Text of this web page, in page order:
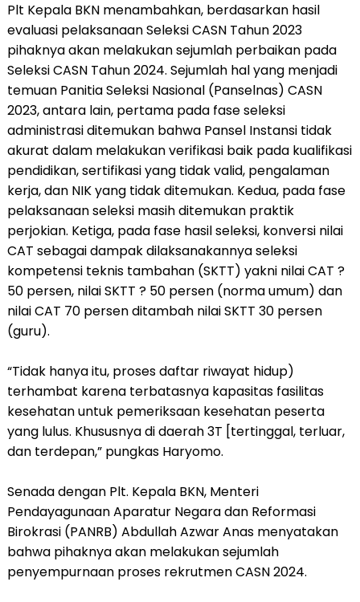
Plt Kepala BKN menambahkan, berdasarkan hasil
evaluasi pelaksanaan Seleksi CASN Tahun 2023
pihaknya akan melakukan sejumlah perbaikan pada
Seleksi CASN Tahun 2024. Sejumlah hal yang menjadi
temuan Panitia Seleksi Nasional (Panselnas) CASN
2023, antara lain, pertama pada fase seleksi
administrasi ditemukan bahwa Pansel Instansi tidak
akurat dalam melakukan verifikasi baik pada kualifikasi
pendidikan, sertifikasi yang tidak valid, pengalaman
kerja, dan NIK yang tidak ditemukan. Kedua, pada fase
pelaksanaan seleksi masih ditemukan praktik
perjokian. Ketiga, pada fase hasil seleksi, konversi nilai
CAT sebagai dampak dilaksanakannya seleksi
kompetensi teknis tambahan (SKTT) yakni nilai CAT ?
50 persen, nilai SKTT ? 50 persen (norma umum) dan
nilai CAT 70 persen ditambah nilai SKTT 30 persen
(guru).
“Tidak hanya itu, proses daftar riwayat hidup)
terhambat karena terbatasnya kapasitas fasilitas
kesehatan untuk pemeriksaan kesehatan peserta
yang lulus. Khususnya di daerah 3T [tertinggal, terluar,
dan terdepan,” pungkas Haryomo.
Senada dengan Plt. Kepala BKN, Menteri
Pendayagunaan Aparatur Negara dan Reformasi
Birokrasi (PANRB) Abdullah Azwar Anas menyatakan
bahwa pihaknya akan melakukan sejumlah
penyempurnaan proses rekrutmen CASN 2024.